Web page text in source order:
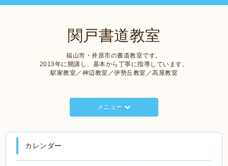
関戸書道教室
福山市・井原市の書道教室です。
2013年に開講し、基本から丁寧に指導しています。
駅家教室／神辺教室／伊勢丘教室／高屋教室
メニュー
カレンダー